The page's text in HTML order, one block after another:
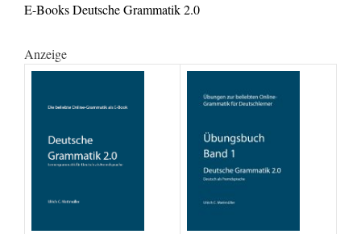
E-Books Deutsche Grammatik 2.0
Anzeige